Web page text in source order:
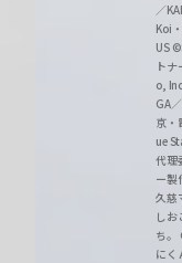
／
Koi
US
トナ
o,
GA
京・
ue
代理
ー製
久慈
しお
ち。
にく